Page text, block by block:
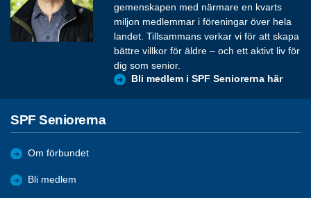
gemenskapen med närmare en kvarts
miljon medlemmar i föreningar över hela
landet. Tillsammans verkar vi för att skapa
bättre villkor för äldre – och ett aktivt liv för
dig som senior.
Bli medlem i SPF Seniorerna här
SPF Seniorerna
Om förbundet
Bli medlem